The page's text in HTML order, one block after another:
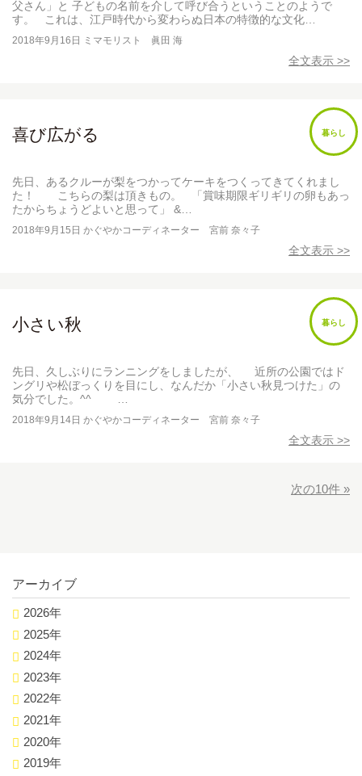
父さん」と 子どもの名前を介して呼び合うということのようで
す。 これは、江戸時代から変わらぬ日本の特徴的な文化…
2018年9月16日 ミマモリスト 眞田 海
全文表示 >>
暮らし
喜び広がる
先日、あるクルーが梨をつかってケーキをつくってきてくれまし
た！ こちらの梨は頂きもの。 「賞味期限ギリギリの卵もあっ
たからちょうどよいと思って」 &…
2018年9月15日 かぐやかコーディネーター 宮前 奈々子
全文表示 >>
暮らし
小さい秋
先日、久しぶりにランニングをしましたが、 近所の公園ではド
ングリや松ぼっくりを目にし、なんだか「小さい秋見つけた」の
気分でした。^^ …
2018年9月14日 かぐやかコーディネーター 宮前 奈々子
全文表示 >>
次の10件 »
アーカイブ
2026年
2025年
2024年
2023年
2022年
2021年
2020年
2019年